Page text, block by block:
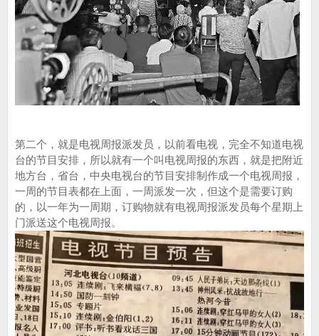
第二个，就是电视周报派发员，以前看电视，完全不知道电视
台的节目安排，所以就有一个叫电视周报的东西，就是把附近
地方台，省台，中央电视台的节目安排制作成一个电视周报，
一周的节目表都在上面，一周派发一次，但这个是需要订购
的，以一年为一周期，订购物就有电视周报派发员每个星期上
门派送这个电视周报。